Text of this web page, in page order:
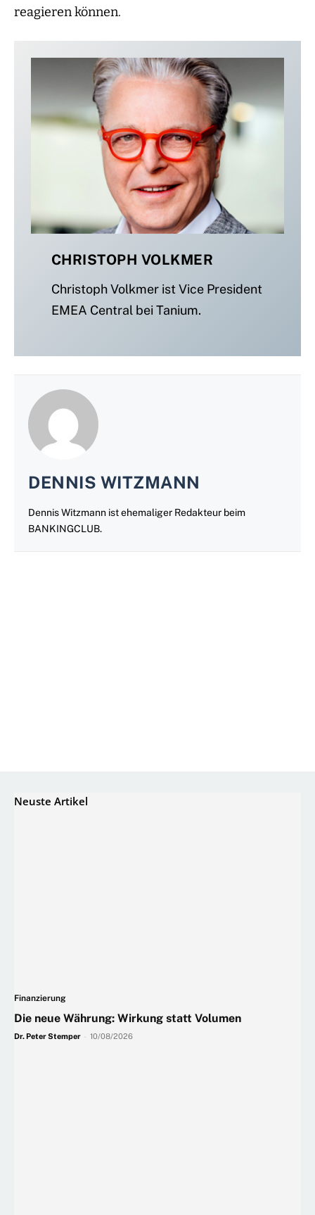
reagieren können.
CHRISTOPH VOLKMER
Christoph Volkmer ist Vice President
EMEA Central bei Tanium.
DENNIS WITZMANN
Dennis Witzmann ist ehemaliger Redakteur beim
BANKINGCLUB.
Neuste Artikel
Finanzierung
Die neue Währung: Wirkung statt Volumen
Dr. Peter Stemper 10/08/2026